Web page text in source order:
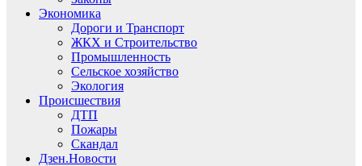
Экономика
Дороги и Транспорт
ЖКХ и Строительство
Промышленность
Сельское хозяйство
Экология
Происшествия
ДТП
Пожары
Скандал
Дзен.Новости